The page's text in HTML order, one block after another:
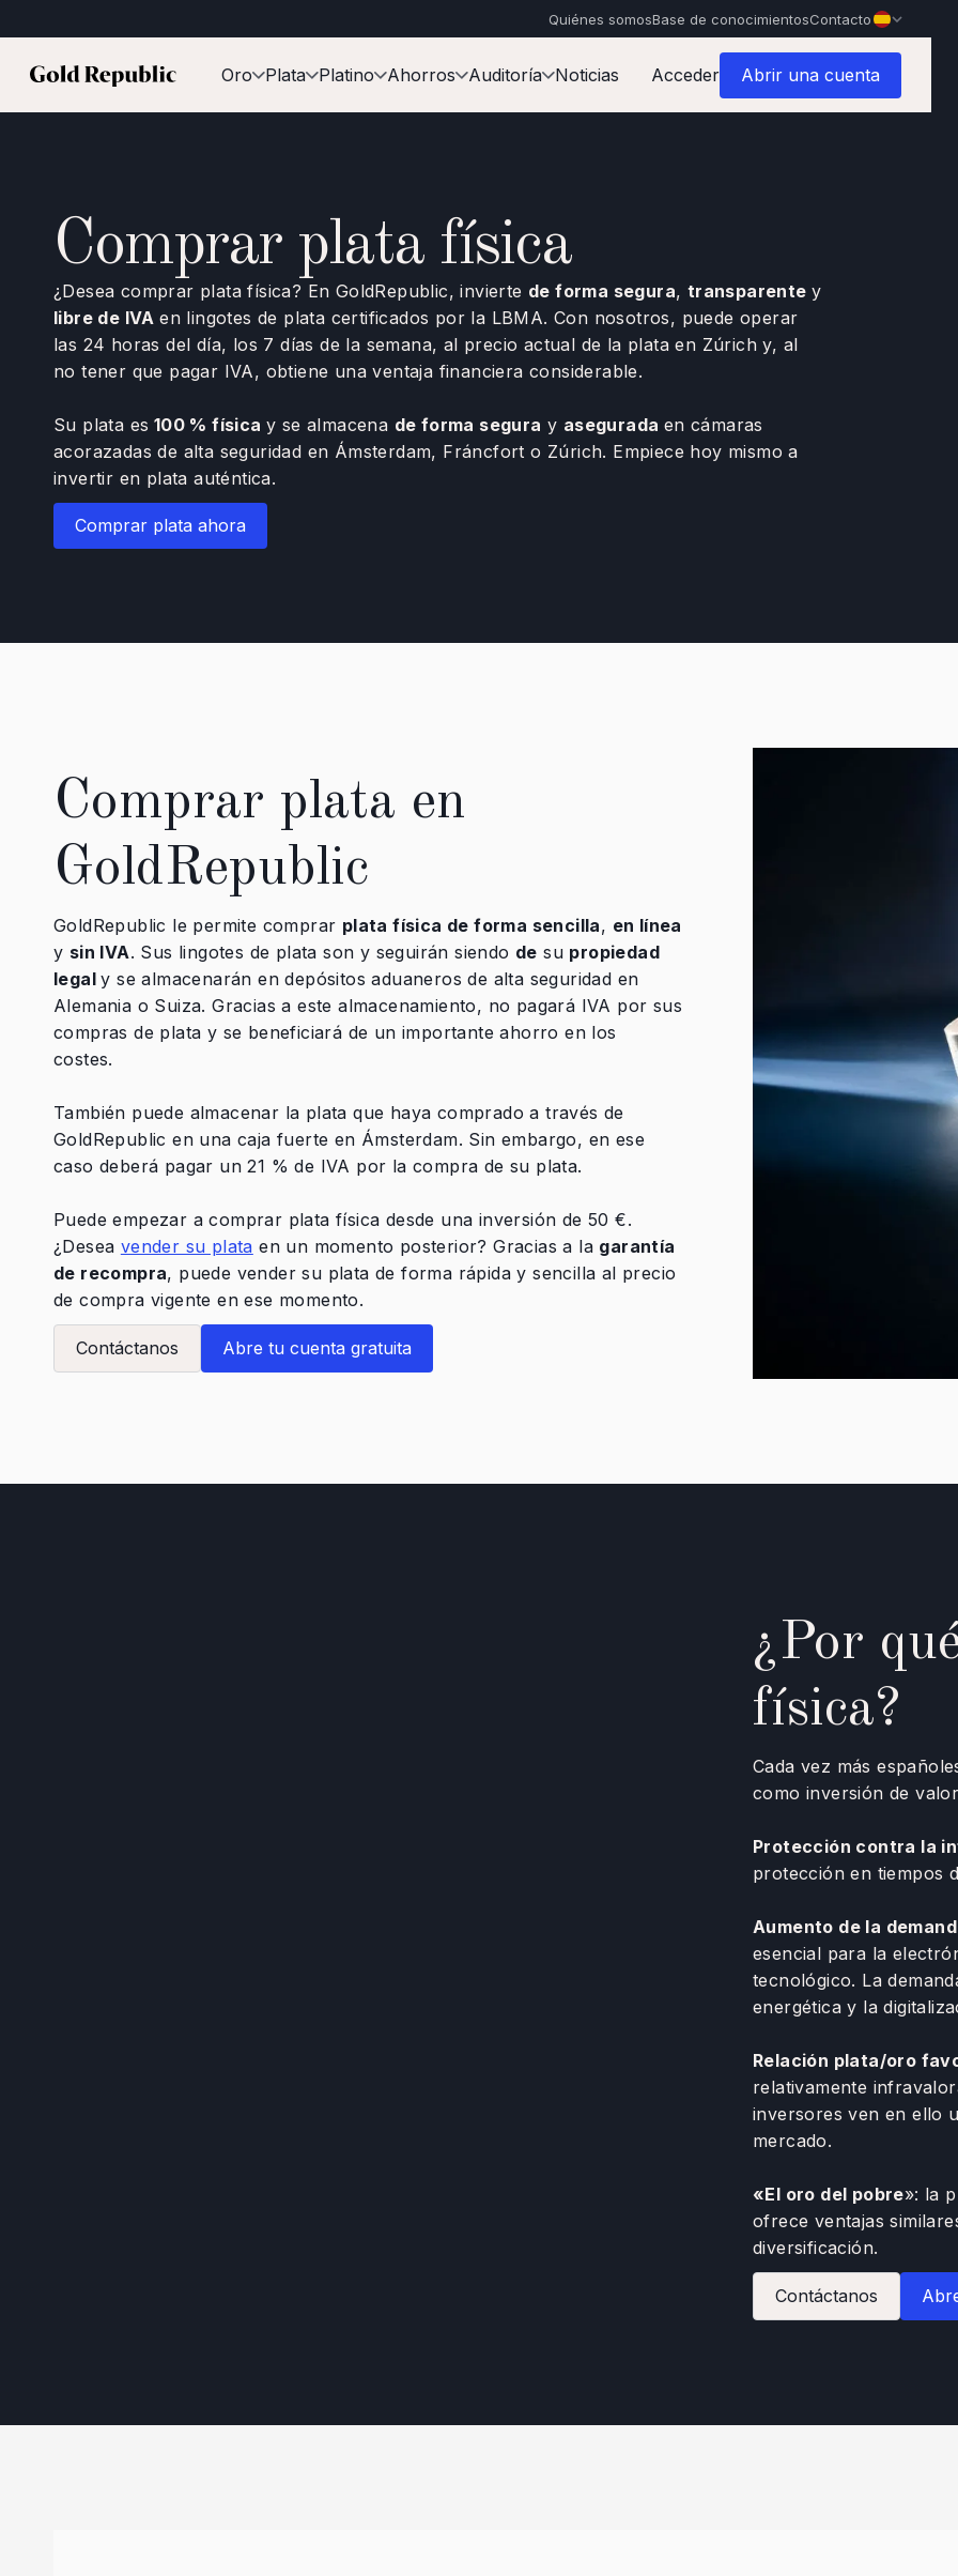
Quiénes somosBase de conocimientosContacto
Oro Plata Platino Ahorros Auditoría Noticias Acceder Abrir una cuenta
Comprar plata física
¿Desea comprar plata física? En GoldRepublic, invierte de forma segura, transparentey
libre de IVAen lingotes de plata certificados por la LBMA. Con nosotros, puede operar
las 24 horas del día, los 7 días de la semana, al precio actual de la plata en Zúrich y, al
no tener que pagar IVA, obtiene una ventaja financiera considerable.
Su plata es 100 % físicay se almacena de forma segura y asegurada en cámaras
acorazadas de alta seguridad en Ámsterdam, Fráncfort o Zúrich. Empiece hoy mismo a
invertir en plata auténtica.
Comprar plata ahora
Comprar plata en
GoldRepublic
GoldRepublic le permite comprar plata física de forma sencilla, en línea
y sin IVA. Sus lingotes de plata son y seguirán siendo de su propiedad
legaly se almacenarán en depósitos aduaneros de alta seguridad en
Alemania o Suiza. Gracias a este almacenamiento, no pagará IVA por sus
compras de plata y se beneficiará de un importante ahorro en los
costes.
También puede almacenar la plata que haya comprado a través de
GoldRepublic en una caja fuerte en Ámsterdam. Sin embargo, en ese
caso deberá pagar un 21 % de IVA por la compra de su plata.
Puede empezar a comprar plata física desde una inversión de 50 €.
¿Desea vender su plata en un momento posterior? Gracias a la garantía
de recompra, puede vender su plata de forma rápida y sencilla al precio
de compra vigente en ese momento.
Contáctanos Abre tu cuenta gratuita
¿Por
física?
Cada vez más
como inversión de
Protección contra la
protección en tiempos
Aumento de la
esencial para la
tecnológico. La
energética y la
Relación plata/oro
relativamente
inversores ven en ello
mercado.
«El oro del pobre»: la
ofrece ventajas
diversificación.
Contáctanos